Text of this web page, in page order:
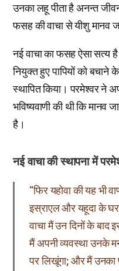
उनका लहू पीता है अनन्त
फसह की वाचा से यीशु मानव
नई वाचा का फसह ऐसा सत्य
नियुक्त हुए पापियों को
स्थापित किया। परमेश्वर ने
भविष्यवाणी की थी कि मानव
है।
नई वाचा की स्थापना में
“फिर यहोवा की यह भी
इस्राएल और यहूदा के
वाचा मैं उन दिनों के बाद
मैं अपनी व्यवस्था उनके
पर लिखूंगा; और मैं उनका